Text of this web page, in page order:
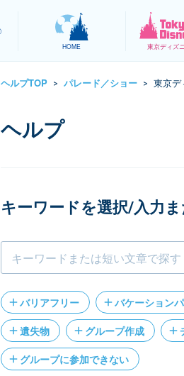
HOME 東京ディズ
ヘルプTOP > パレード／ショー > 東京
キーワードを選択/入力
バリアフリー バケーション
遺失物
グループ作成
グループに参加できない